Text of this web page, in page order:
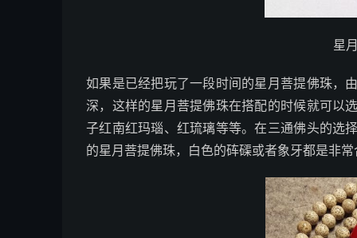
星
如果是已经把玩了一段时间的星月菩提佛珠，
深，这样的星月菩提佛珠在搭配的时候就可以
子红南红玛瑙、红琉璃等等。在三通佛头的选
的星月菩提佛珠，白色的砗磲或者象牙都是非